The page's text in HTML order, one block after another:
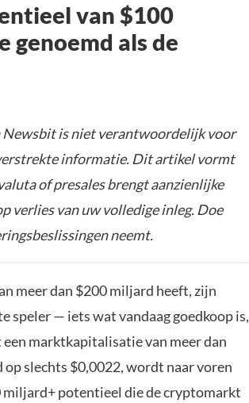
van $100
als de
is niet verantwoordelijk voor
informatie. Dit artikel vormt
of presales brengt aanzienlijke
verlies van uw volledige inleg. Doe
neemt.
meer dan $200 miljard heeft, zijn
speler — iets wat vandaag goedkoop is,
marktkapitalisatie van meer dan
op slechts $0,0022, wordt naar voren
miljard+ potentieel die de cryptomarkt